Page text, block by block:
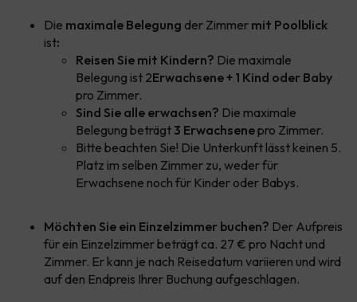
Die maximale Belegung der Zimmer mit Poolblick
ist:
Reisen Sie mit Kindern? Die maximale
Belegung ist 2Erwachsene + 1 Kind oder Baby
pro Zimmer.
Sind Sie alle erwachsen? Die maximale
Belegung beträgt 3 Erwachsenepro Zimmer.
Bitte beachten Sie! Die Unterkunft lässt keinen 5.
Platz im selben Zimmer zu, weder für
Erwachsene noch für Kinder oder Babys.
Möchten Sie ein Einzelzimmer buchen? Der Aufpreis
für ein Einzelzimmer beträgt ca. 27 € pro Nacht und
Zimmer. Er kann je nach Reisedatum variieren und wird
auf den Endpreis Ihrer Buchung aufgeschlagen.